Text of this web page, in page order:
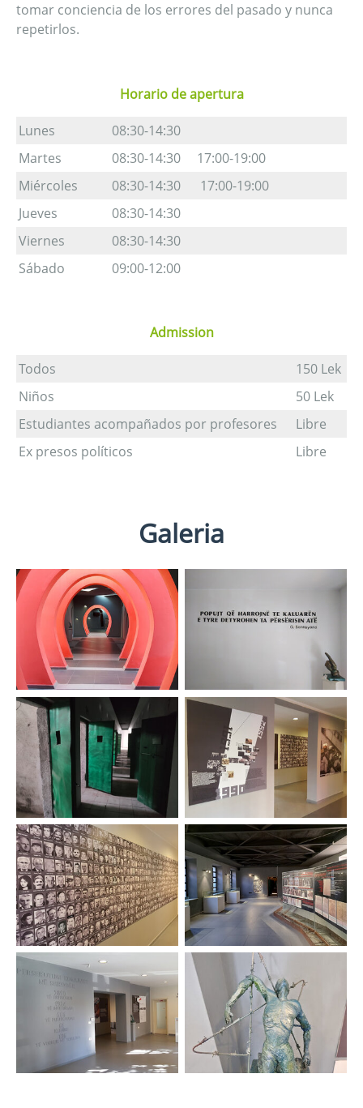
tomar conciencia de los errores del pasado y nunca
repetirlos.
Horario de apertura
Lunes
08:30-14:30
Martes
08:30-14:30 17:00-19:00
Miércoles
08:30-14:30 17:00-19:00
Jueves
08:30-14:30
Viernes
08:30-14:30
Sábado
09:00-12:00
Admission
Todos
150 Lek
Niños
50 Lek
Estudiantes acompañados por profesores
Libre
Ex presos políticos
Libre
Galeria